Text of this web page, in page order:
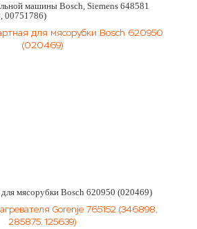
машины Bosch, Siemens 648581
00751786)
для мясорубки Bosch 620950 (020469)